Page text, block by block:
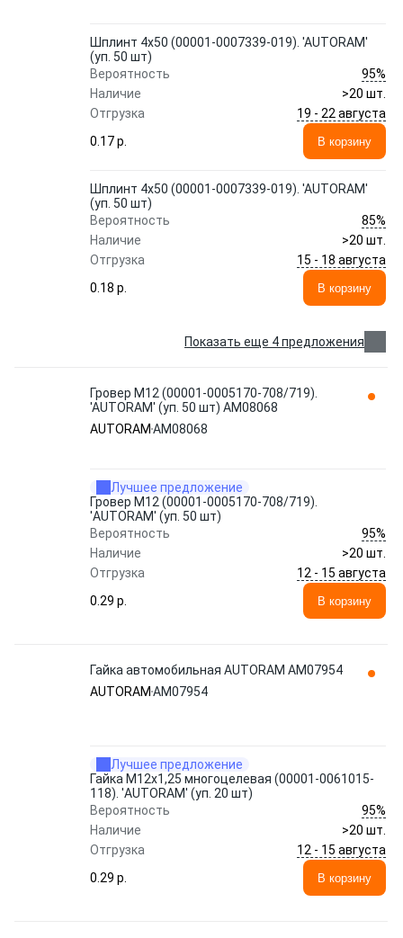
Шплинт 4x50 (00001-0007339-019). 'AUTORAM'
(уп. 50 шт)
Вероятность
95%
Наличие
>20 шт.
Отгрузка
19 - 22 августа
0.17 p.
В корзину
Шплинт 4x50 (00001-0007339-019). 'AUTORAM'
(уп. 50 шт)
Вероятность
85%
Наличие
>20 шт.
Отгрузка
15 - 18 августа
0.18 p.
В корзину
Показать еще 4 предложения
Гровер М12 (00001-0005170-708/719).
'AUTORAM' (уп. 50 шт) AM08068
AUTORAM AM08068
Лучшее предложение
Гровер М12 (00001-0005170-708/719).
'AUTORAM' (уп. 50 шт)
Вероятность
95%
Наличие
>20 шт.
Отгрузка
12 - 15 августа
0.29 p.
В корзину
Гайка автомобильная AUTORAM AM07954
AUTORAM AM07954
Лучшее предложение
Гайка М12x1,25 многоцелевая (00001-0061015-
118). 'AUTORAM' (уп. 20 шт)
Вероятность
95%
Наличие
>20 шт.
Отгрузка
12 - 15 августа
0.29 p.
В корзину